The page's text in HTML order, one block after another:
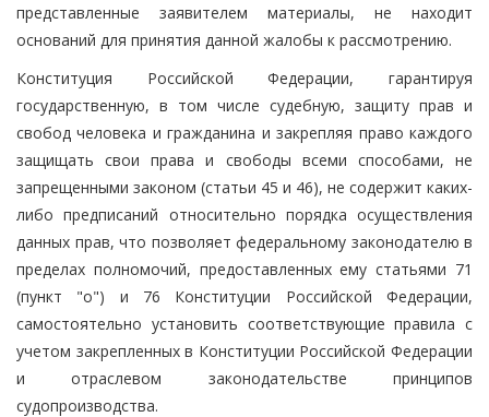
представленные заявителем материалы, не находит
оснований для принятия данной жалобы к рассмотрению.
Конституция Российской Федерации, гарантируя
государственную, в том числе судебную, защиту прав и
свобод человека и гражданина и закрепляя право каждого
защищать свои права и свободы всеми способами, не
запрещенными законом (статьи 45 и 46), не содержит каких-
либо предписаний относительно порядка осуществления
данных прав, что позволяет федеральному законодателю в
пределах полномочий, предоставленных ему статьями 71
(пункт "о") и 76 Конституции Российской Федерации,
самостоятельно установить соответствующие правила с
учетом закрепленных в Конституции Российской Федерации
и отраслевом законодательстве принципов
судопроизводства.